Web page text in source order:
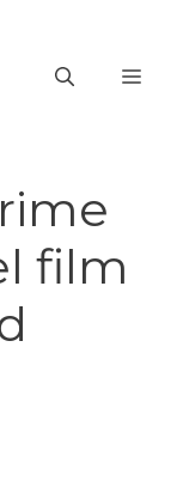
film